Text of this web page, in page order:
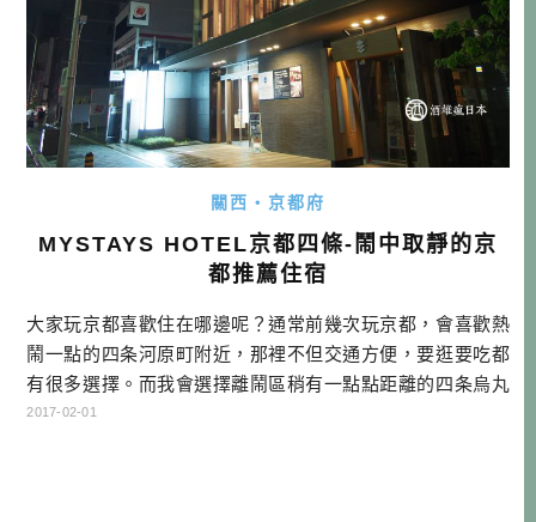
關西・京都府
MYSTAYS HOTEL京都四條-鬧中取靜的京
都推薦住宿
大家玩京都喜歡住在哪邊呢？通常前幾次玩京都，會喜歡熱
鬧一點的四条河原町附近，那裡不但交通方便，要逛要吃都
有很多選擇。而我會選擇離鬧區稍有一點點距離的四条烏丸
附近！…
2017-02-01